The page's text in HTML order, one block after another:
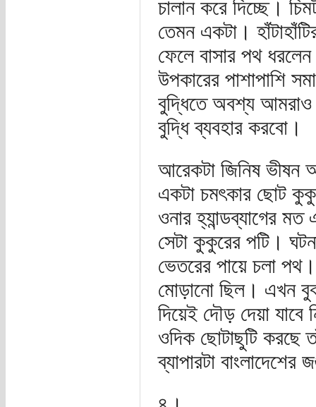
চালান করে দিচ্ছে।
তেমন একটা।
ফেলে বাসার পথ
উপকারের পাশাপাশি
বুদ্ধিতে অবশ্য
বুদ্ধি ব্যবহার করবো।
আরেকটা জিনিষ ভীষন
একটা চমৎকার ছোট
ওনার হ্যান্ডব্যাগের
সেটা কুকুরের পটি।
ভেতরের পায়ে চলা
মোড়ানো ছিল। এখন
দিয়েই দৌড় দেয়া যাবে
ওদিক ছোটাছুটি করছে
ব্যাপারটা